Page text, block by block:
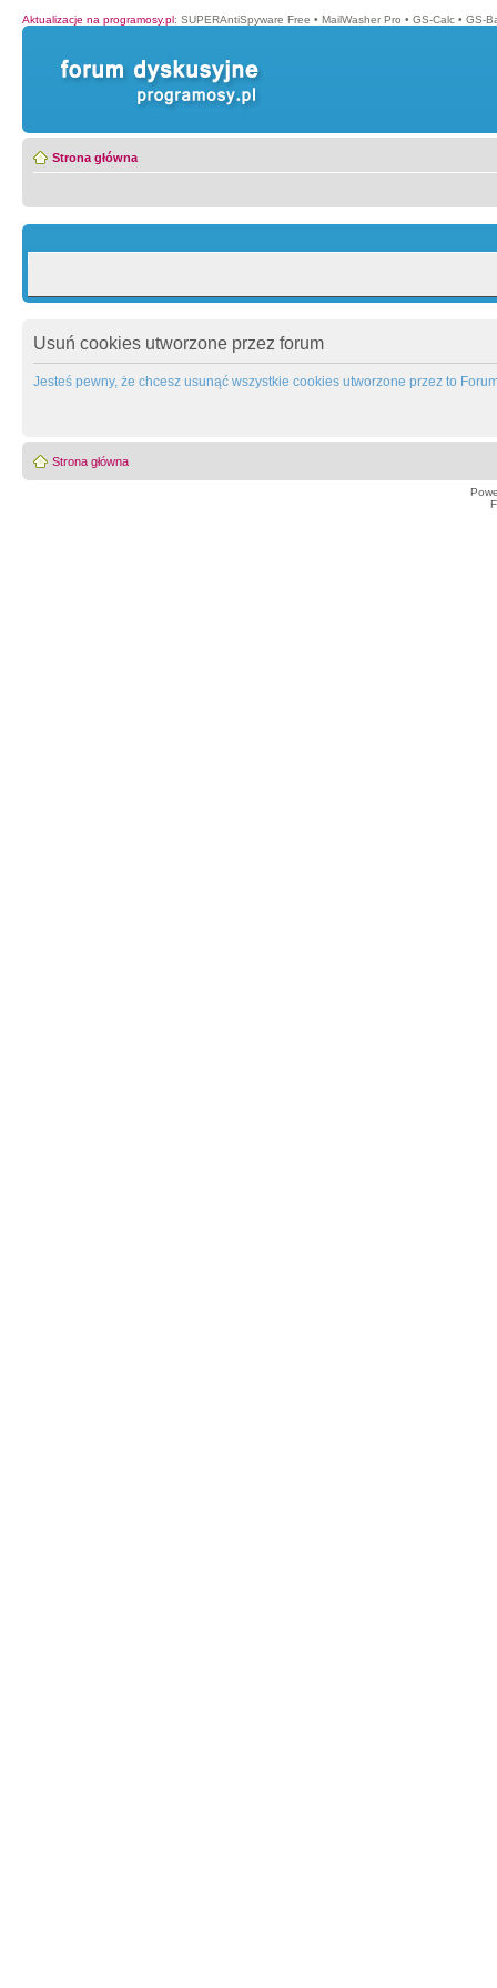
Aktualizacje na programosy.pl: SUPERAntiSpyware Free • MailWasher Pro • GS-Calc • GS-
Strona główna
Usuń cookies utworzone przez forum
Jesteś pewny, że chcesz usunąć wszystkie cookies utworzone przez to
Strona główna